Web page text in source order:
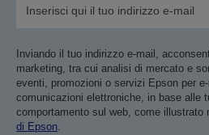
Inviando il tuo indirizzo e-mail,
marketing, tra cui analisi di mercato e
eventi, promozioni o servizi Epson per
comunicazioni elettroniche, in base alle
comportamento sul web, come illustrato
di Epson.